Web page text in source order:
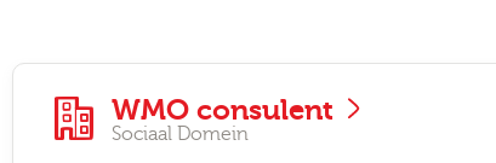
WMO consulent
Sociaal Domein